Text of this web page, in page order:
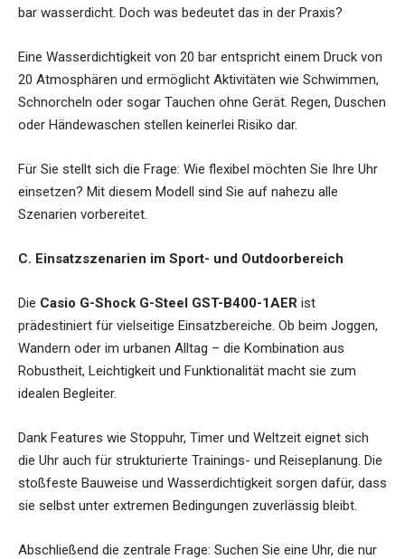
bar wasserdicht. Doch was bedeutet das in der Praxis?
Eine Wasserdichtigkeit von 20 bar entspricht einem Druck von
20 Atmosphären und ermöglicht Aktivitäten wie Schwimmen,
Schnorcheln oder sogar Tauchen ohne Gerät. Regen, Duschen
oder Händewaschen stellen keinerlei Risiko dar.
Für Sie stellt sich die Frage: Wie flexibel möchten Sie Ihre Uhr
einsetzen? Mit diesem Modell sind Sie auf nahezu alle
Szenarien vorbereitet.
C. Einsatzszenarien im Sport- und Outdoorbereich
Die Casio G-Shock G-Steel GST-B400-1AER ist
prädestiniert für vielseitige Einsatzbereiche. Ob beim Joggen,
Wandern oder im urbanen Alltag – die Kombination aus
Robustheit, Leichtigkeit und Funktionalität macht sie zum
idealen Begleiter.
Dank Features wie Stoppuhr, Timer und Weltzeit eignet sich
die Uhr auch für strukturierte Trainings- und Reiseplanung. Die
stoßfeste Bauweise und Wasserdichtigkeit sorgen dafür, dass
sie selbst unter extremen Bedingungen zuverlässig bleibt.
Abschließend die zentrale Frage: Suchen Sie eine Uhr, die nur